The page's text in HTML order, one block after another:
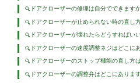
🔍 ドアクローザーの修理は自分でできます
🔍 ドアクローザーが止められない時の直し
🔍 ドアクローザーが壊れたらどうすればい
🔍 ドアクローザーの速度調整ネジはどこに
🔍 ドアクローザーのストップ機能の直し方
🔍 ドアクローザーの調整弁はどこにありま